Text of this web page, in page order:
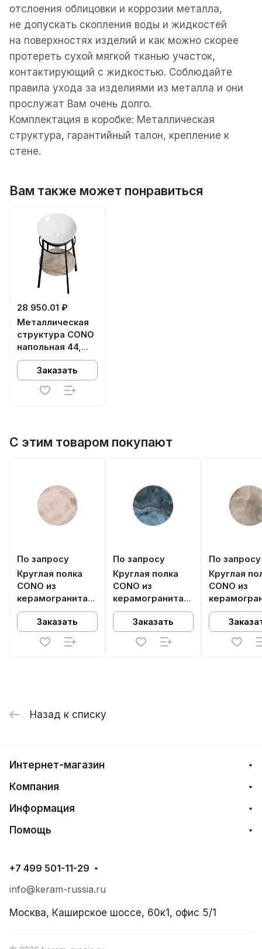
отслоения облицовки и коррозии металла,
не допускать скопления воды и жидкостей
на поверхностях изделий и как можно скорее
протереть сухой мягкой тканью участок,
контактирующий с жидкостью. Соблюдайте
правила ухода за изделиями из металла и они
прослужат Вам очень долго.
Комплектация в коробке: Металлическая
структура, гарантийный талон, крепление к
стене.
Вам также может понравиться
28 950.01 ₽
Металлическая
структура CONO
напольная 44,
черная матовая
Заказать
С этим товаром покупают
По запросу
Круглая полка
CONO из
керамогранита
Ониче, розовая
(спец. изделие
декоративное)
Заказать
По запросу
Круглая полка
CONO из
керамогранита
Ониче, синяя
(спец. изделие из
декоративное)
Заказать
По запросу
Круглая
CONO из
Ониче,
(спец.
Назад к списку
Интернет-магазин
Компания
Информация
Помощь
+7 499 501-11-29
info@keram-russia.ru
Москва, Каширское шоссе, 60к1, офис 5/1